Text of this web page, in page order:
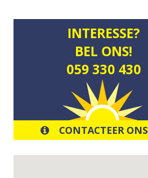
INTERESSE?
BEL ONS!
059 330 430
CONTACTEER ONS